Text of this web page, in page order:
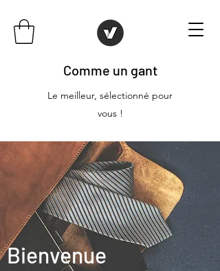
Comme un gant
Le meilleur, sélectionné pour
vous !
Bienvenue